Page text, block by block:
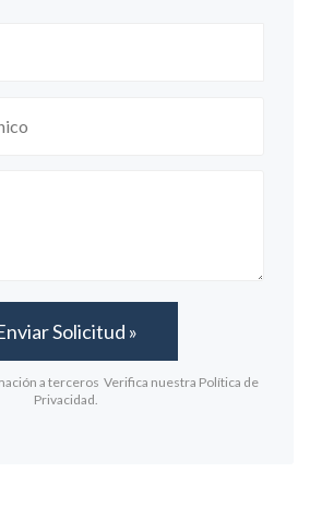
a terceros Verifica nuestra Política de
Privacidad.